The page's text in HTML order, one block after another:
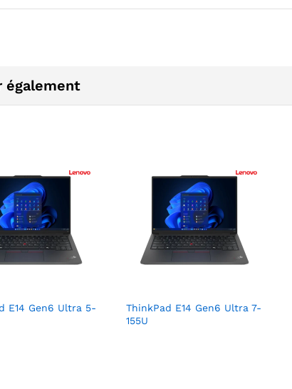
également
E14 Gen6 Ultra 5-
ThinkPad E14 Gen6 Ultra 7-
155U